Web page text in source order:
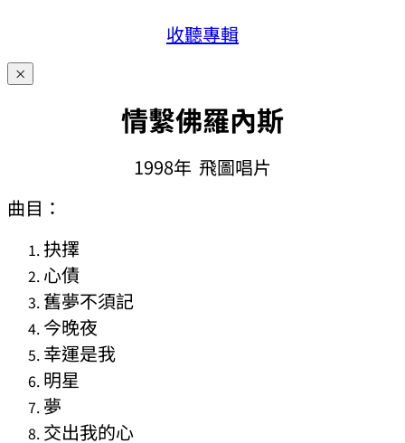
收聽專輯
×
情繫佛羅內斯
1998年 飛圖唱片
曲目：
抉擇
心債
舊夢不須記
今晚夜
幸運是我
明星
夢
交出我的心